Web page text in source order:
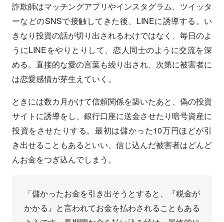
詐欺師はマッチングアプリやインスタグラム、ツイッタ
ーなどのSNSで接触してきた後、LINEに誘導する。い
きなり投資の話が切り出されるわけではなく、毎日のよ
うにLINEをやりとりして、恋人同士のように交流を深
める。直接的な愛の言葉も繰り出され、次第に被害者に
は恋愛感情が芽生えていく。
ときには数カ月かけて信頼関係を築いたあと、偽の投資
サイトに誘導をし、銀行口座に送金させたり暗号資産に
投資をさせたりする。最初は儲かった10万円ほどが引
き出せることもあるといい、信じ込んだ被害者はどんど
んお金をつぎ込んでしまう。
「儲かったお金を引き出そうとすると、『税金が
かかる』と言われてお金を払わされることもある